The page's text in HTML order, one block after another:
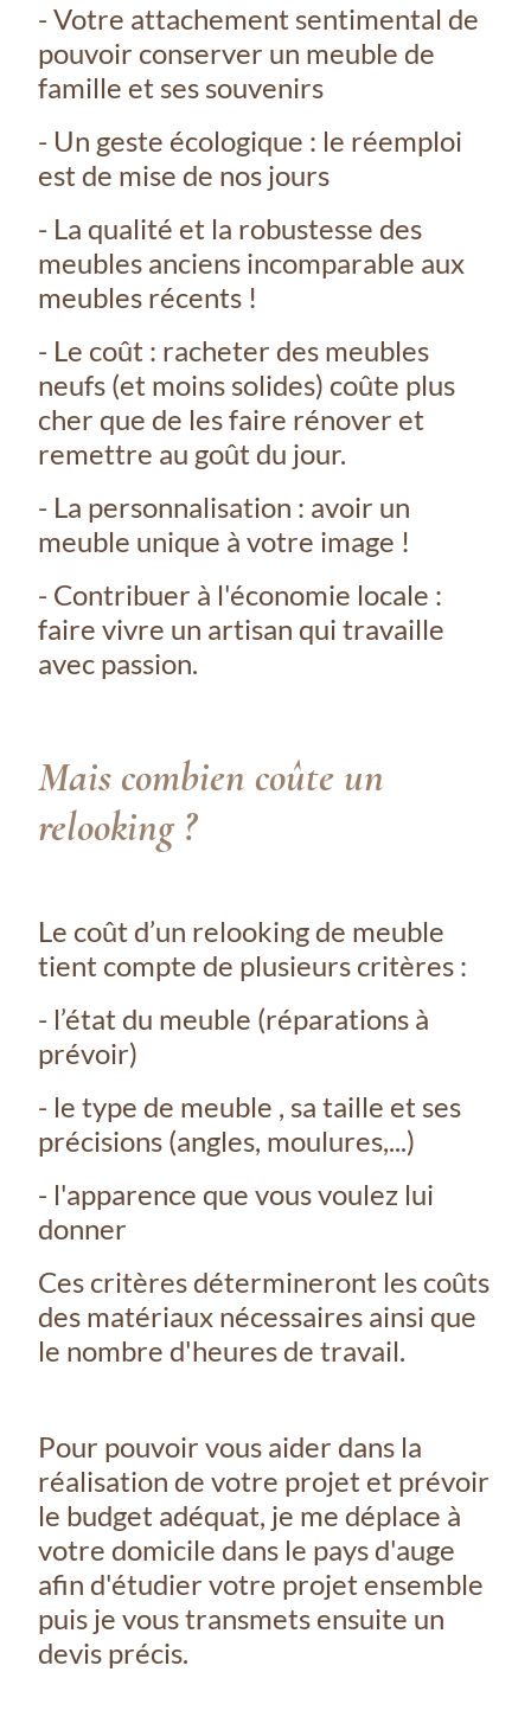
- Votre attachement sentimental de
pouvoir conserver un meuble de
famille et ses souvenirs
- Un geste écologique : le réemploi
est de mise de nos jours
- La qualité et la robustesse des
meubles anciens incomparable aux
meubles récents !
- Le coût : racheter des meubles
neufs (et moins solides) coûte plus
cher que de les faire rénover et
remettre au goût du jour.
- La personnalisation : avoir un
meuble unique à votre image !
- Contribuer à l'économie locale :
faire vivre un artisan qui travaille
avec passion.
Mais combien coûte un
relooking ?
Le coût d’un relooking de meuble
tient compte de plusieurs critères :
- l’état du meuble (réparations à
prévoir)
- le type de meuble , sa taille et ses
précisions (angles, moulures,...)
- l'apparence que vous voulez lui
donner
Ces critères détermineront les coûts
des matériaux nécessaires ainsi que
le nombre d'heures de travail.
Pour pouvoir vous aider dans la
réalisation de votre projet et prévoir
le budget adéquat, je me déplace à
votre domicile dans le pays d'auge
afin d'étudier votre projet ensemble
puis je vous transmets ensuite un
devis précis.